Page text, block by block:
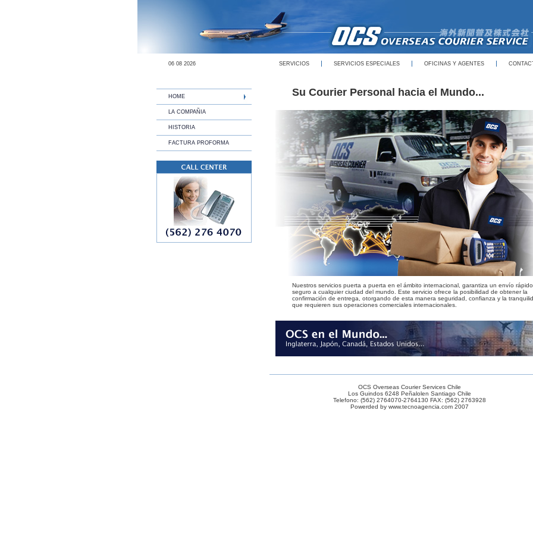
06 08 2026
HOME
LA COMPAÑIA
HISTORIA
FACTURA PROFORMA
SERVICIOS SERVICIOS ESPECIALES OFICINAS Y AGENTES
Su Courier Personal hacia el Mundo...
Nuestros servicios puerta a puerta en el ámbito internacional, garantiza un envío
seguro a cualquier ciudad del mundo. Este servicio ofrece la posibilidad de obtener la
confirmación de entrega, otorgando de esta manera seguridad, confianza y la
que requieren sus operaciones comerciales internacionales.
OCS Overseas Courier Services Chile
Los Guindos 6248 Peñalolen Santiago Chile
Telefono: (562) 2764070-2764130 FAX: (562) 2763928
Powerded by www.tecnoagencia.com2007